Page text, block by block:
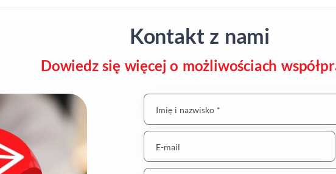
Kontakt z nami
Dowiedz się więcej o możliwościach
Imię i nazwisko *
E-mail